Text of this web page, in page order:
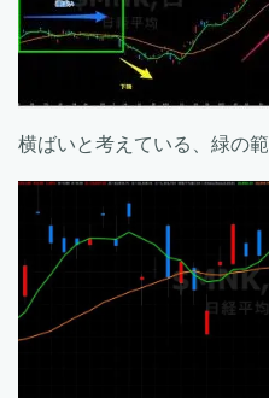
横ばいと考えている、緑の